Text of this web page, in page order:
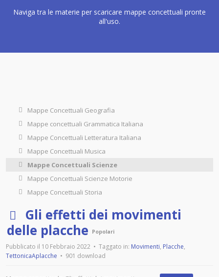
Naviga tra le materie per scaricare mappe concettuali pronte
all'uso.
Mappe Concettuali Geografia
Mappe concettuali Grammatica Italiana
Mappe Concettuali Letteratura Italiana
Mappe Concettuali Musica
Mappe Concettuali Scienze
Mappe Concettuali Scienze Motorie
Mappe Concettuali Storia
p
d
f
Gli effetti dei movimenti
delle placche
Popolari
Pubblicato il 10 Febbraio 2022 Taggato in: Movimenti, Placche,
TettonicaAplacche
901 download